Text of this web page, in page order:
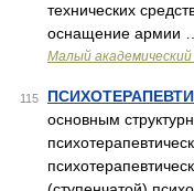
технических
оснащение армии …
Малый академический
115
основным